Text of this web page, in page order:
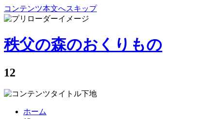
コンテンツ本文へスキップ
秩父の森のおくりもの
12
ホーム